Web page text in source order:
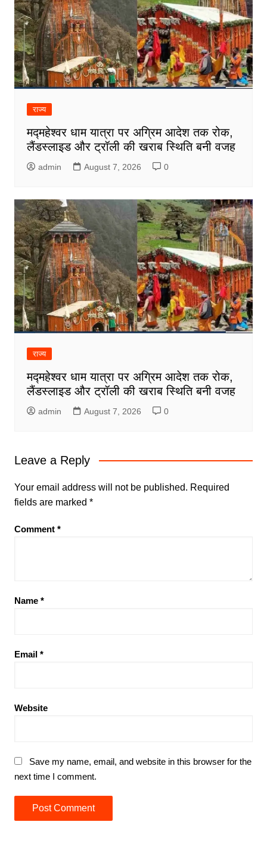
राज्य
मद्महेश्वर धाम यात्रा पर अग्रिम आदेश तक रोक,
लैंडस्लाइड और ट्रॉली की खराब स्थिति बनी वजह
admin August 7, 2026 0
राज्य
मद्महेश्वर धाम यात्रा पर अग्रिम आदेश तक रोक,
लैंडस्लाइड और ट्रॉली की खराब स्थिति बनी वजह
admin August 7, 2026 0
Leave a Reply
Your email address will not be published. Required
fields are marked *
Comment *
Name *
Email *
Website
Save my name, email, and website in this browser for the
next time I comment.